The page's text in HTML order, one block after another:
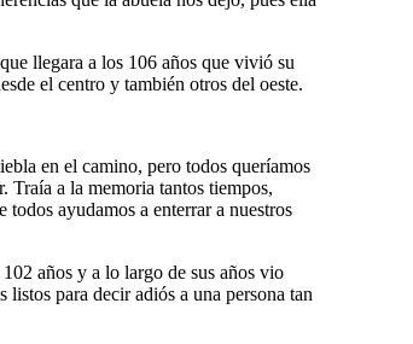
llegara a los 106 años que vivió su
el centro y también otros del oeste.
en el camino, pero todos queríamos
Traía a la memoria tantos tiempos,
ayudamos a enterrar a nuestros
años y a lo largo de sus años vio
para decir adiós a una persona tan